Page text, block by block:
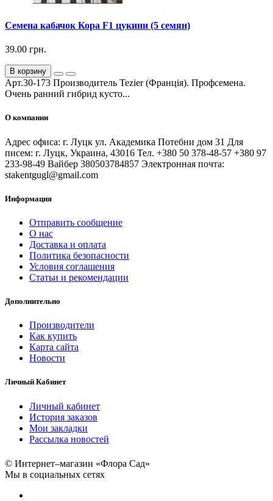
Семена кабачок Кора F1 цукини (5 семян)
39.00 грн.
В корзину
Арт.30-173 Производитель Tezier (Франція). Профсемена.
Очень ранний гибрид кусто...
О компании
Адрес офиса: г. Луцк ул. Академика Потебни дом 31 Для
писем: г. Луцк, Украина, 43016 Тел. +380 50 378-48-57 +380 97
233-98-49 Вайбер 380503784857 Электронная почта:
stakentgugl@gmail.com
Информация
Отправить сообщение
О нас
Доставка и оплата
Политика безопасности
Условия соглашения
Статьи и рекомендации
Дополнительно
Производители
Как купить
Карта сайта
Новости
Личный Кабинет
Личный кабинет
История заказов
Мои закладки
Рассылка новостей
© Интернет–магазин «Флора Сад»
Мы в социальных сетях